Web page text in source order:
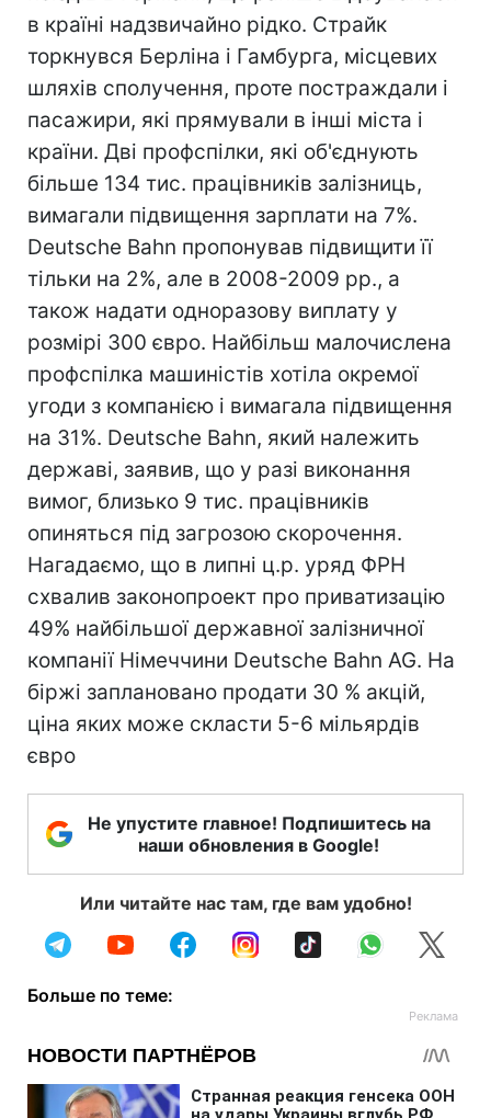
в країні надзвичайно рідко. Страйк
торкнувся Берліна і Гамбурга, місцевих
шляхів сполучення, проте постраждали і
пасажири, які прямували в інші міста і
країни. Дві профспілки, які об'єднують
більше 134 тис. працівників залізниць,
вимагали підвищення зарплати на 7%.
Deutsche Bahn пропонував підвищити її
тільки на 2%, але в 2008-2009 рр., а
також надати одноразову виплату у
розмірі 300 євро. Найбільш малочислена
профспілка машиністів хотіла окремої
угоди з компанією і вимагала підвищення
на 31%. Deutsche Bahn, який належить
державі, заявив, що у разі виконання
вимог, близько 9 тис. працівників
опиняться під загрозою скорочення.
Нагадаємо, що в липні ц.р. уряд ФРН
схвалив законопроект про приватизацію
49% найбільшої державної залізничної
компанії Німеччини Deutsche Bahn AG. На
біржі заплановано продати 30 % акцій,
ціна яких може скласти 5-6 мільярдів
євро
Не упустите главное! Подпишитесь на
наши обновления в Google!
Или читайте нас там, где вам удобно!
Больше по теме: